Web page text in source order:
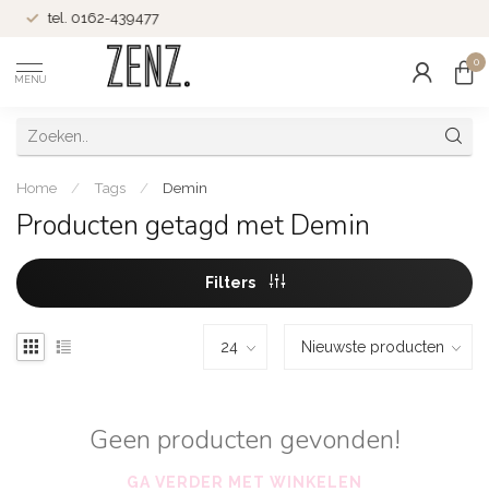
tel. 0162-439477
MENU
0
Home / Tags / Demin
Producten getagd met Demin
Filters
Geen producten gevonden!
GA VERDER MET WINKELEN